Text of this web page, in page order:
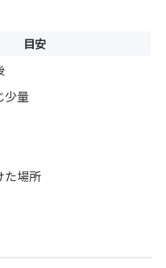
目安
少量
た場所